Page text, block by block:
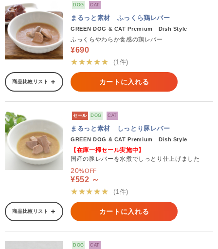
DOG CAT
まるっと素材 ふっくら鶏レバー
GREEN DOG & CAT Premium Dish Style
ふっくらやわらか食感の鶏レバー
¥690
★★★★★
(1件)
商品比較リスト カートに入れる
セール DOG CAT
まるっと素材 しっとり豚レバー
GREEN DOG & CAT Premium Dish Style
【在庫一掃セール実施中】
国産の豚レバーを水煮でしっとり仕上げました
20%OFF
¥552 ～
★★★★★
(1件)
商品比較リスト カートに入れる
DOG CAT